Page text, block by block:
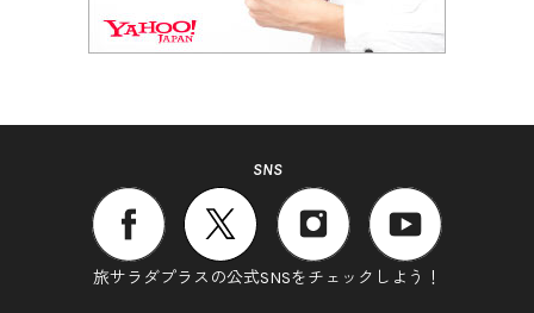
SNS
旅サラダプラスの公式SNSをチェックしよう！